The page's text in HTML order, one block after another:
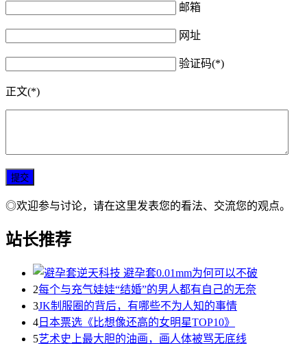
邮箱
网址
验证码(*)
正文(*)
◎欢迎参与讨论，请在这里发表您的看法、交流您的观点。
站长推荐
2每个与充气娃娃“结婚”的男人都有自己的无奈
3JK制服圈的背后，有哪些不为人知的事情
4 日本票选《比想像还高的女明星TOP10》
5艺术史上最大胆的油画，画人体被骂无底线